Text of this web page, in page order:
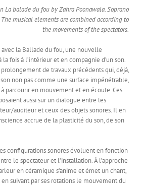
La balade du fou by Zahra Poonawala. Soprano
musical elements are combined according to
the movements of the spectators.
avec la Ballade du fou, une nouvelle
fois à l’intérieur et en compagnie d’un son.
de travaux précédents qui, déjà,
non pas comme une surface impénétrable,
parcourir en mouvement et en écoute. Ces
aussi sur un dialogue entre les
auditeur et ceux des objets sonores. Il en
accrue de la plasticité du son, de son
configurations sonores évoluent en fonction
le spectateur et l’installation. À l’approche
en céramique s’anime et émet un chant,
suivant par ses rotations le mouvement du